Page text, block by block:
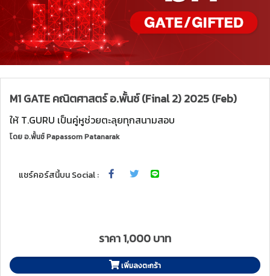
M1 GATE คณิตศาสตร์ อ.พั้นช์ (Final 2) 2025 (Feb)
ให้ T.GURU เป็นคู่หูช่วยตะลุยทุกสนามสอบ
โดยอ.พั้นช์ Papassorn Patanarak
แชร์คอร์สนี้บน Social :
ราคา 1,000 บาท
เพิ่มลงตะกร้า